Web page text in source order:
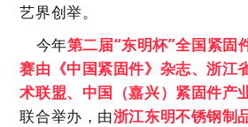
艺界创举。
今年第二届“东明杯”全国紧固
赛由《中国紧固件》杂志、浙江
术联盟、中国（嘉兴）紧固件产
联合举办，由浙江东明不锈钢制